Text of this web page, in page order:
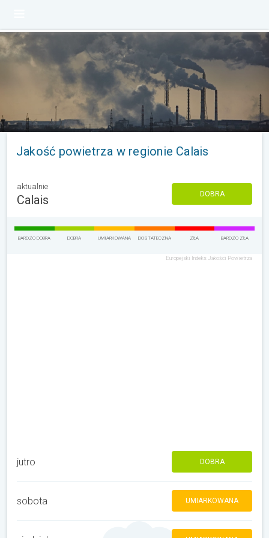
Jakość powietrza w regionie Calais
aktualnie
Calais DOBRA
BARDZO DOBRA DOBRA UMIARKOWANA DOSTATECZNA ZŁA BARDZO ZŁA
Europejski Indeks Jakości Powietrza
jutro DOBRA
sobota UMIARKOWANA